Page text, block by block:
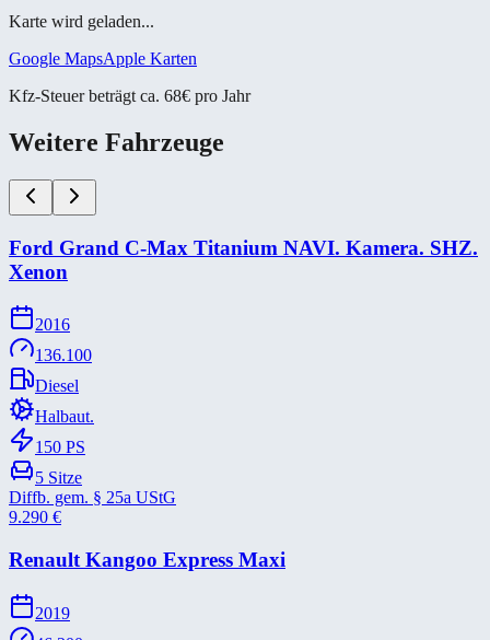
Karte wird geladen...
Google MapsApple Karten
Kfz-Steuer beträgt ca. 68€ pro Jahr
Weitere Fahrzeuge
Ford Grand C-​Max Titanium NAVI. Kamera. SHZ.
Xenon
2016
136.100
Diesel
Halbaut.
150 PS
5 Sitze
Diffb. gem. § 25a UStG
9.290 €
Renault Kangoo Express Maxi
2019